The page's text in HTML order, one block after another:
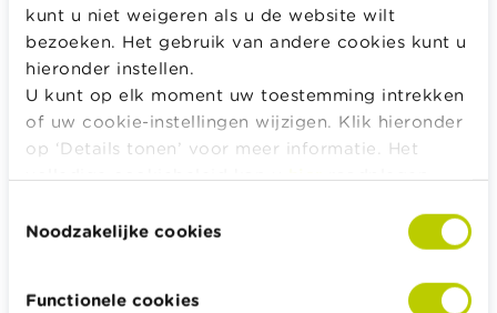
kunt u niet weigeren als u de website wilt
bezoeken. Het gebruik van andere cookies kunt u
hieronder instellen.
U kunt op elk moment uw toestemming intrekken
of uw cookie-instellingen wijzigen. Klik hieronder
op ‘Details tonen’ voor meer informatie. Het
Noodzakelijke cookies
Functionele cookies
Alle rekentools, checklists en meer
Budget, betalen, lenen en verzekeren
Familie
Sparen en beleggen
Erven